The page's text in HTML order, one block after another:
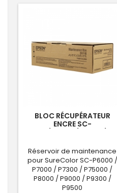
BLOC RÉCUPÉRATEUR
ENCRE SC-
P6000/P7000/P7300/
Réservoir de maintenance
pour SureColor SC-P6000 /
P7000 / P7300 / P75000 /
P8000 / P9000 / P9300 /
P9500